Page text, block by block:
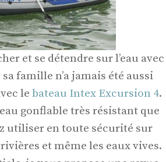
et se détendre sur l’eau avec
famille n’a jamais été aussi
le bateau Intex Excursion 4.
gonflable très résistant que
utiliser en toute sécurité sur
et même les eaux vives.